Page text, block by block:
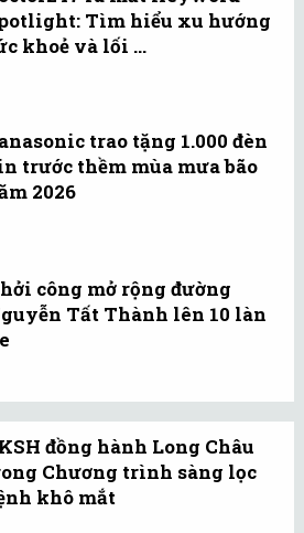
Tìm hiểu xu hướng
khoẻ và lối ...
trao tặng 1.000 đèn
trước thềm mùa mưa bão
2026
công mở rộng đường
Tất Thành lên 10 làn
đồng hành Long Châu
Chương trình sàng lọc
khô mắt